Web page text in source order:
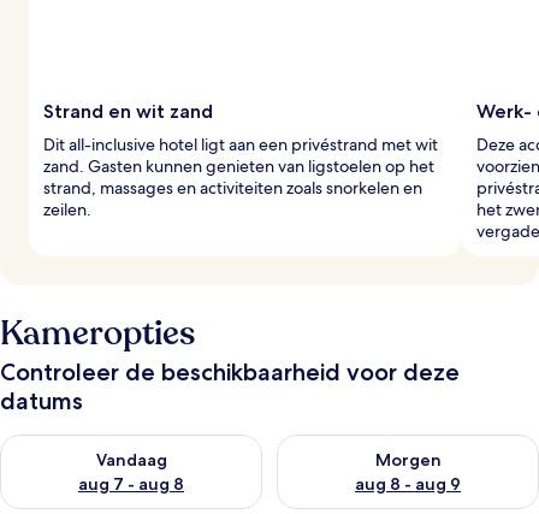
Strand en wit zand
Dit all-inclusive hotel ligt aan een privéstrand met wit
zand. Gasten kunnen genieten van ligstoelen op het
strand, massages en activiteiten zoals snorkelen en
zeilen.
Werk-
Deze
het
Kameropties
Controleer de beschikbaarheid voor deze
datums
Vandaag
aug 7 - aug 8
De beschikbaarheid controleren voor vanavond aug 7 - aug 8
Morgen
aug 8 - aug 9
De beschikbaarheid